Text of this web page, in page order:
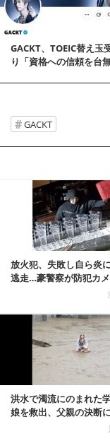
GACKT、TOEIC替え玉
り「資格への信頼を台
GACKT
放火犯、失敗し自ら炎
逃走…豪警察が防犯カ
洪水で濁流にのまれた
娘を救出、父親の決断
続々 一部では「危険...